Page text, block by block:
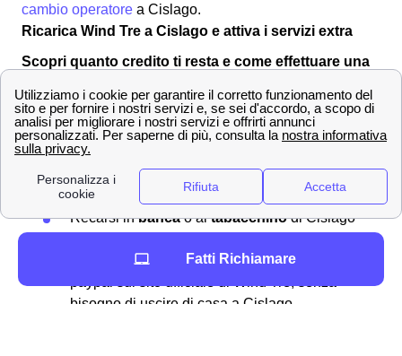
cambio operatore a Cislago.
Ricarica Wind Tre a Cislago e attiva i servizi extra
Scopri quanto credito ti resta e come effettuare una
Ricaricareil proprio numero di telefono a Cislago
significa rimediare ad un credito residuo troppo basso o
inesistente sulla vostra sim Wind-Tre. Per effettuare una
ricarica si può:
Recarsi inbancao altabacchinodi Cislago
Pagare con addebito su conto corrente o
bisogno di uscire di casa a Cislago
Fatti Richiamare